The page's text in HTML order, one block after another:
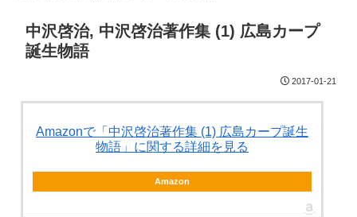
中沢啓治, 中沢啓治著作集 (1) 広島カープ
誕生物語
2017-01-21
Amazonで「中沢啓治著作集 (1) 広島カープ誕生
物語」に関する詳細を見る
Amazon